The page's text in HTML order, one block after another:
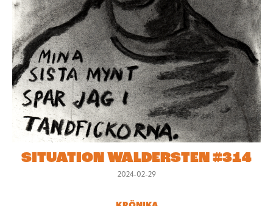
SITUATION WALDERSTEN #314
2024-02-29